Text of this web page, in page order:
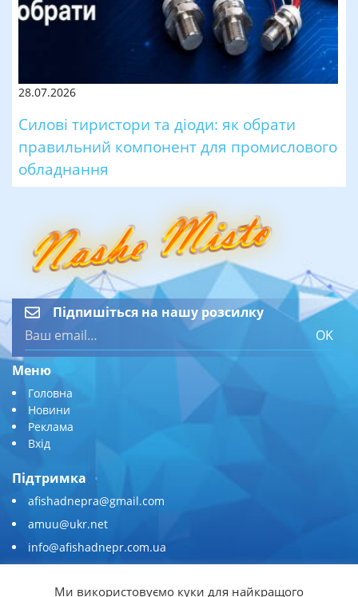
28.07.2026
Силові тиристори та діоди: як обрати
правильний компонент для промислового
обладнання
Підпишіться на нашу розсилку
OK
Меню
Головна
Новини
Реклама
Вхід
Підтримка
afishadnepra@gmail.com
amuu@ukr.net
info@afishadnepr.com.ua
Ми використовуємо куки для найкращого